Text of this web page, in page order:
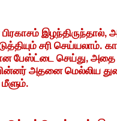
இழந்திருந்தால்,
சரி செய்யலாம்.
பேஸ்ட்டை செய்து, அதை
அதனை மெல்லிய
மீளும்.